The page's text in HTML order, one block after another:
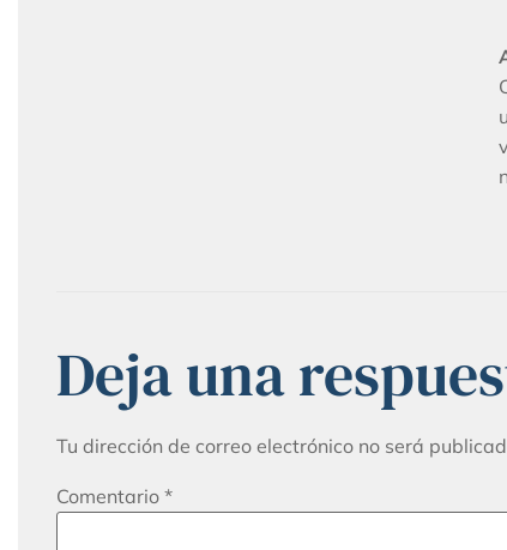
Deja una
Tu dirección de correo electrónico no será
Comentario *